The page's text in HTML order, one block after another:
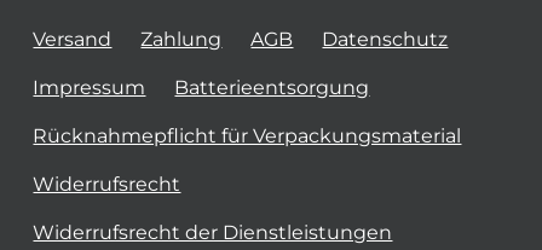
Versand Zahlung AGB Datenschutz
Impressum Batterieentsorgung
Rücknahmepflicht für Verpackungsmaterial
Widerrufsrecht
Widerrufsrecht der Dienstleistungen